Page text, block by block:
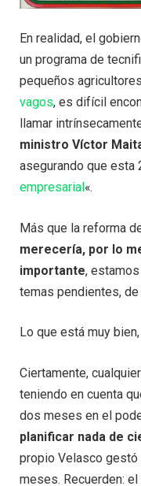
En realidad, el
un programa de
pequeños
vagos, es difícil
llamar
ministro Víctor
asegurando que esta
empresarial«.
Más que la reforma
merecería, por lo
importante,
temas pendientes,
Lo que está muy
Ciertamente,
teniendo en cuenta
dos meses en el
planificar nada de
propio Velasco gestó
meses. Recuerden: